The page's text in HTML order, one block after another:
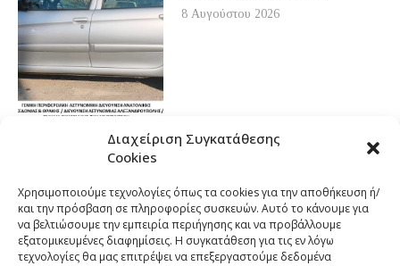
Διαχείριση Συγκατάθεσης
Cookies
Χρησιμοποιούμε τεχνολογίες όπως τα cookies για την αποθήκευση ή/
και την πρόσβαση σε πληροφορίες συσκευών. Αυτό το κάνουμε για
να βελτιώσουμε την εμπειρία περιήγησης και να προβάλλουμε
εξατομικευμένες διαφημίσεις. Η συγκατάθεση για τις εν λόγω
τεχνολογίες θα μας επιτρέψει να επεξεργαστούμε δεδομένα
8 Αυγούστου 2026